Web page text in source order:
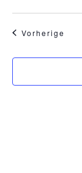
Vorherige